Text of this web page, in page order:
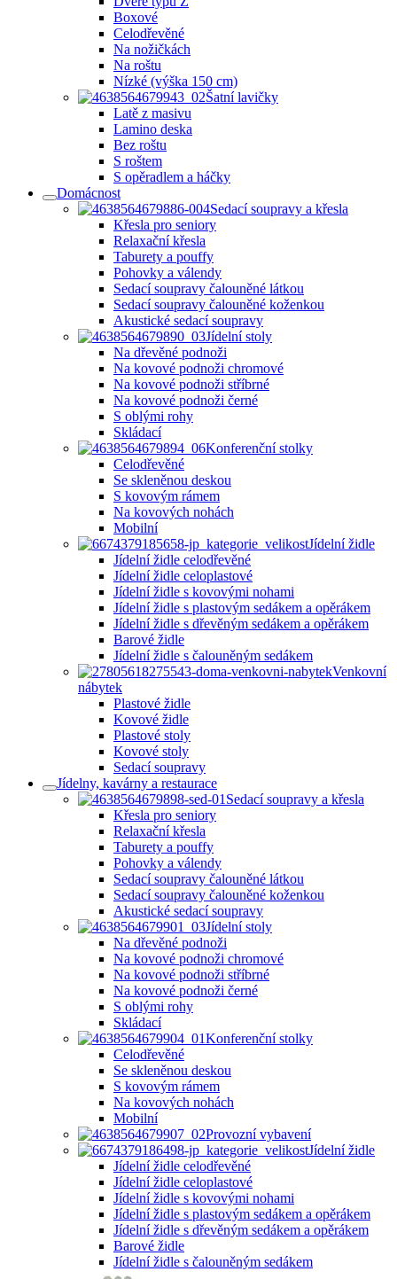
Boxové
Celodřevěné
Na nožičkách
Na roštu
Nízké (výška 150 cm)
Šatní lavičky
Latě z masivu
Lamino deska
Bez roštu
S roštem
S opěradlem a háčky
Domácnost
Sedací soupravy a křesla
Křesla pro seniory
Relaxační křesla
Taburety a pouffy
Pohovky a válendy
Sedací soupravy čalouněné látkou
Sedací soupravy čalouněné koženkou
Akustické sedací soupravy
Jídelní stoly
Na dřevěné podnoži
Na kovové podnoži chromové
Na kovové podnoži stříbrné
Na kovové podnoži černé
S oblými rohy
Skládací
Konferenční stolky
Celodřevěné
Se skleněnou deskou
S kovovým rámem
Na kovových nohách
Mobilní
Jídelní židle
Jídelní židle celodřevěné
Jídelní židle celoplastové
Jídelní židle s kovovými nohami
Jídelní židle s plastovým sedákem a opěrákem
Jídelní židle s dřevěným sedákem a opěrákem
Barové židle
Jídelní židle s čalouněným sedákem
Venkovní
nábytek
Plastové židle
Kovové židle
Plastové stoly
Kovové stoly
Sedací soupravy
Jídelny, kavárny a restaurace
Sedací soupravy a křesla
Křesla pro seniory
Relaxační křesla
Taburety a pouffy
Pohovky a válendy
Sedací soupravy čalouněné látkou
Sedací soupravy čalouněné koženkou
Akustické sedací soupravy
Jídelní stoly
Na dřevěné podnoži
Na kovové podnoži chromové
Na kovové podnoži stříbrné
Na kovové podnoži černé
S oblými rohy
Skládací
Konferenční stolky
Celodřevěné
Se skleněnou deskou
S kovovým rámem
Na kovových nohách
Mobilní
Provozní vybavení
Jídelní židle
Jídelní židle celodřevěné
Jídelní židle celoplastové
Jídelní židle s kovovými nohami
Jídelní židle s plastovým sedákem a opěrákem
Jídelní židle s dřevěným sedákem a opěrákem
Barové židle
Jídelní židle s čalouněným sedákem